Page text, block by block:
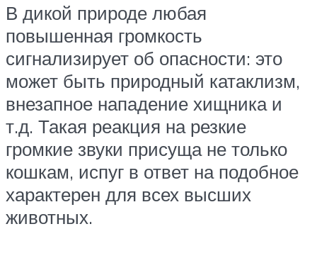
В дикой природе любая
повышенная громкость
сигнализирует об опасности: это
может быть природный катаклизм,
внезапное нападение хищника и
т.д. Такая реакция на резкие
громкие звуки присуща не только
кошкам, испуг в ответ на подобное
характерен для всех высших
животных.